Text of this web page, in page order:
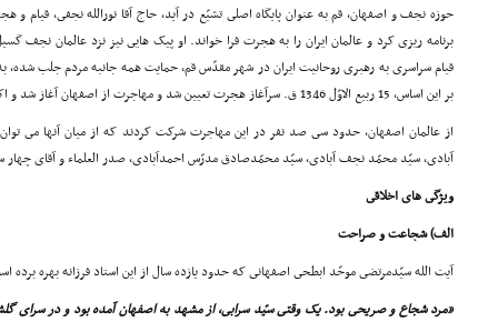
حوزه نجف و اصفهان، قم به عنوان پایگاه اصلى تشیّع در آید، حاج آقا نورالله نجفى، قیام
برنامه ریزى کرد و عالمان ایران را به هجرت فرا خواند. او پیک هایى نیز نزد عالمان نجف
قیام سراسرى به رهبرى روحانیت ایران در شهر مقدّس قم، حمایت همه جانبه مردم جلب شده،
بر این اساس، 15 ربیع الاوّل 1346 ق. سرآغاز هجرت تعیین شد و مهاجرت از اصفهان آغاز شد و اکثر عالمان بزرگ به سوى قم رهسپار شدند.
از عالمان اصفهان، حدود سى صد نفر در این مهاجرت شرکت کردند که از میان آنها مى
آبادى، سیّد محمّد نجف آبادى، سیّد محمّدصادق مدرّس احمدآبادى، صدر العلماء و آقاى چهار
ویژگى هاى اخلاقى
الف) شجاعت و صراحت
آیت الله سیّدمرتضى موحّد ابطحى اصفهانى که حدود یازده سال از این استاد فرزانه بهره برده
«مرد شجاع و صریحى بود. یک وقتى سیّد سرابى، از مشهد به اصفهان آمده بود و در سراى